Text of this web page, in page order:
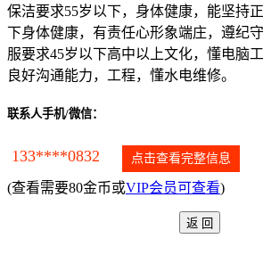
保洁要求55岁以下，身体健康，能坚持
下身体健康，有责任心形象端庄，遵纪
服要求45岁以下高中以上文化，懂电脑
良好沟通能力，工程，懂水电维修。
联系人手机/微信：
133****0832 点击查看完整信息
(查看需要80金币或VIP会员可查看)